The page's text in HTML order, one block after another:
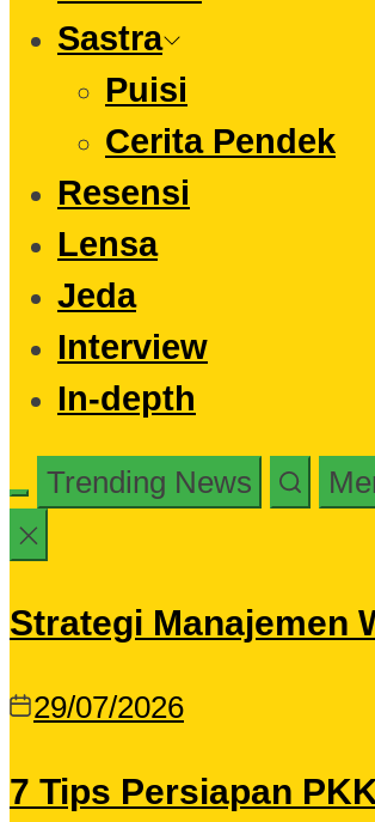
Sastra
Puisi
Cerita Pendek
Resensi
Lensa
Jeda
Interview
In-depth
Trending News
Strategi Manajemen
29/07/2026
7 Tips Persiapan